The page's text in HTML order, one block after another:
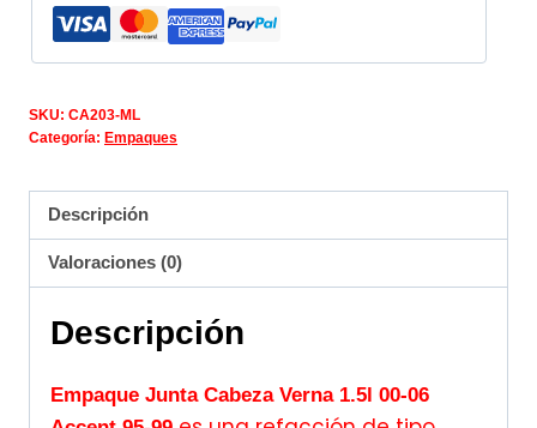
SKU: CA203-ML
Categoría: Empaques
Descripción
Valoraciones (0)
Descripción
Empaque Junta Cabeza Verna 1.5l 00-06